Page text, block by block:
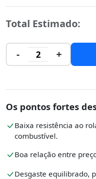
Total Estimado:
- 2 +
Os pontos fortes
Baixa resistência ao
combustível.
Boa relação entre
Desgaste equilibrado,